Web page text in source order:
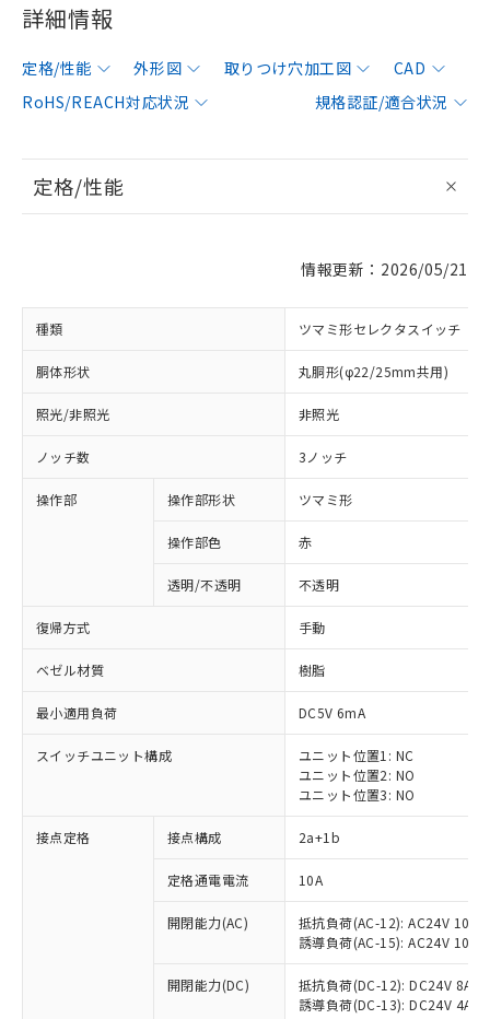
詳細情報
定格/性能 外形図 取りつけ穴加工図
CAD
RoHS/REACH対応状況
規格認証/適合状況
定格/性能
情報更新：2026/05/21
種類 ツマミ形セレクタスイッチ
胴体形状 丸胴形(φ22/25mm共用)
照光/非照光 非照光
ノッチ数 3ノッチ
操作部 操作部形状 ツマミ形
操作部色 赤
透明/不透明 不透明
復帰方式 手動
ベゼル材質 樹脂
最小適用負荷 DC5V 6mA
スイッチユニット構成
ユニット位置1: NC
ユニット位置2: NO
ユニット位置3: NO
接点定格 接点構成 2a+1b
定格通電電流 10A
開閉能力(AC)
抵抗負荷(AC-12): AC24V 10A/
誘導負荷(AC-15): AC24V
開閉能力(DC)
抵抗負荷(DC-12): DC24V 8A/
誘導負荷(DC-13): DC24V 4A/
ご利用条件
対応済み：EU RoHS指令（10物質）の
非含有に対応した製品が提供可能な商品で
有に対応した製品に切り替える予定のある